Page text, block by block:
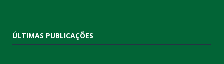
ÚLTIMAS PUBLICAÇÕES